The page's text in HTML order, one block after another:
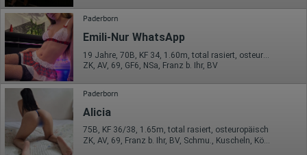
Ort der Verarbeitung:
Europäische Union & USA
Hotjar
Wir nutzen Hotjar als Webanalysedient. Es wird verwendet, um
Daten über das Benutzerverhalten zu sammeln. Hotjar kann
auch im Rahmen von Umfragen und Feedbackfunktionen, die
auf unserer Website eingebunden sind, von Ihnen bereitgestellte
Informationen verarbeiten.
Herausgeber:
Hotjar Limited, Malta
Paderborn
Emili-Nur WhatsApp
19 Jahre, 70B, KF 34, 1.60m, total rasiert, osteuropäisch
ZK, AV, 69, GF6, NSa, Franz b. Ihr, BV
Paderborn
Alicia
75B, KF 36/38, 1.65m, total rasiert, osteuropäisch